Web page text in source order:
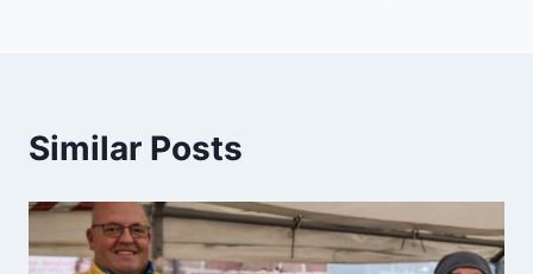
Similar Posts